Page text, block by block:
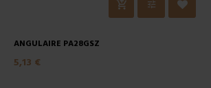
ANGULAIRE PA28GSZ
5,13 €